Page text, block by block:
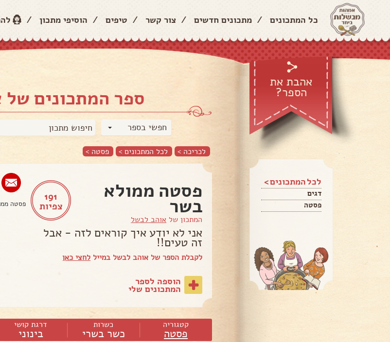
כל המתכונים / מתכונים חדשים / צור קשר / טיפים / הוסיפי מתכון /
אהבת את
הספר?
לכל המתכונים >
דגים
פסטה
ספר המתכונים
חפשי בספר
לכריכה > לכל המתכונים > פסטה >
191
צפיות
פסטה ממולא
בשר
המתכון של אוהב לבשל
אני לא יודע איך קוראים לזה - אבל
זה טעים!!
לקבלת הספר של אוהב לבשל במייל לחצי כאן
הוספה לספר
המתכונים שלי
קטגוריה
פסטה
כשרות
כשר בשרי
דרגת קושי
בינוני